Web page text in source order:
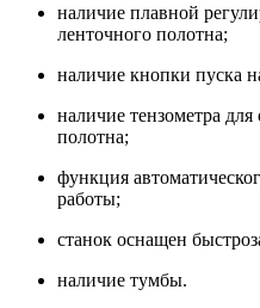
наличие плавной
ленточного полотна;
наличие кнопки пуска
наличие тензометра
полотна;
функция
работы;
станок оснащен
наличие тумбы.